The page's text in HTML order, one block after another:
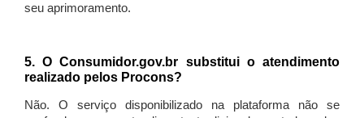
seu aprimoramento.
5. O Consumidor.gov.br substitui o atendimento
realizado pelos Procons?
Não. O serviço disponibilizado na plataforma não se